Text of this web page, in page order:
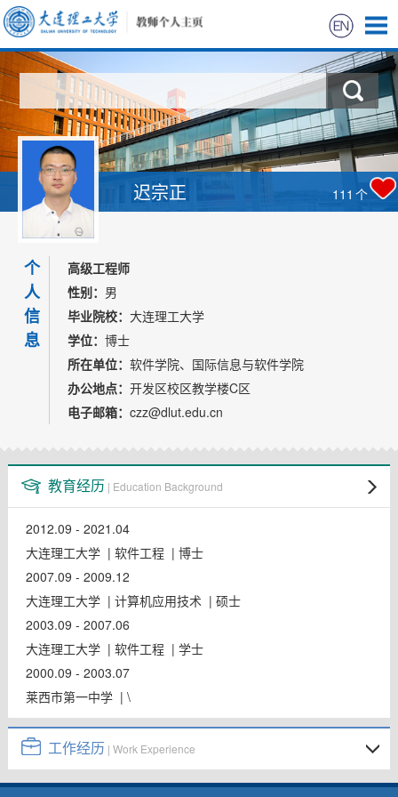
首页
科学研究
教学研究
获奖信息
招生信息
学生信息
我的相册
教师博客
迟宗正 111 个
个
人
信
息
高级工程师
性别： 男
毕业院校： 大连理工大学
学位： 博士
所在单位： 软件学院、国际信息与软件学院
办公地点： 开发区校区教学楼C区
电子邮箱： czz@dlut.edu.cn
教育经历 | Education Background
2012.09 - 2021.04
大连理工大学 | 软件工程 | 博士
2007.09 - 2009.12
大连理工大学 | 计算机应用技术 | 硕士
2003.09 - 2007.06
大连理工大学 | 软件工程 | 学士
2000.09 - 2003.07
莱西市第一中学 | \
工作经历 | Work Experience